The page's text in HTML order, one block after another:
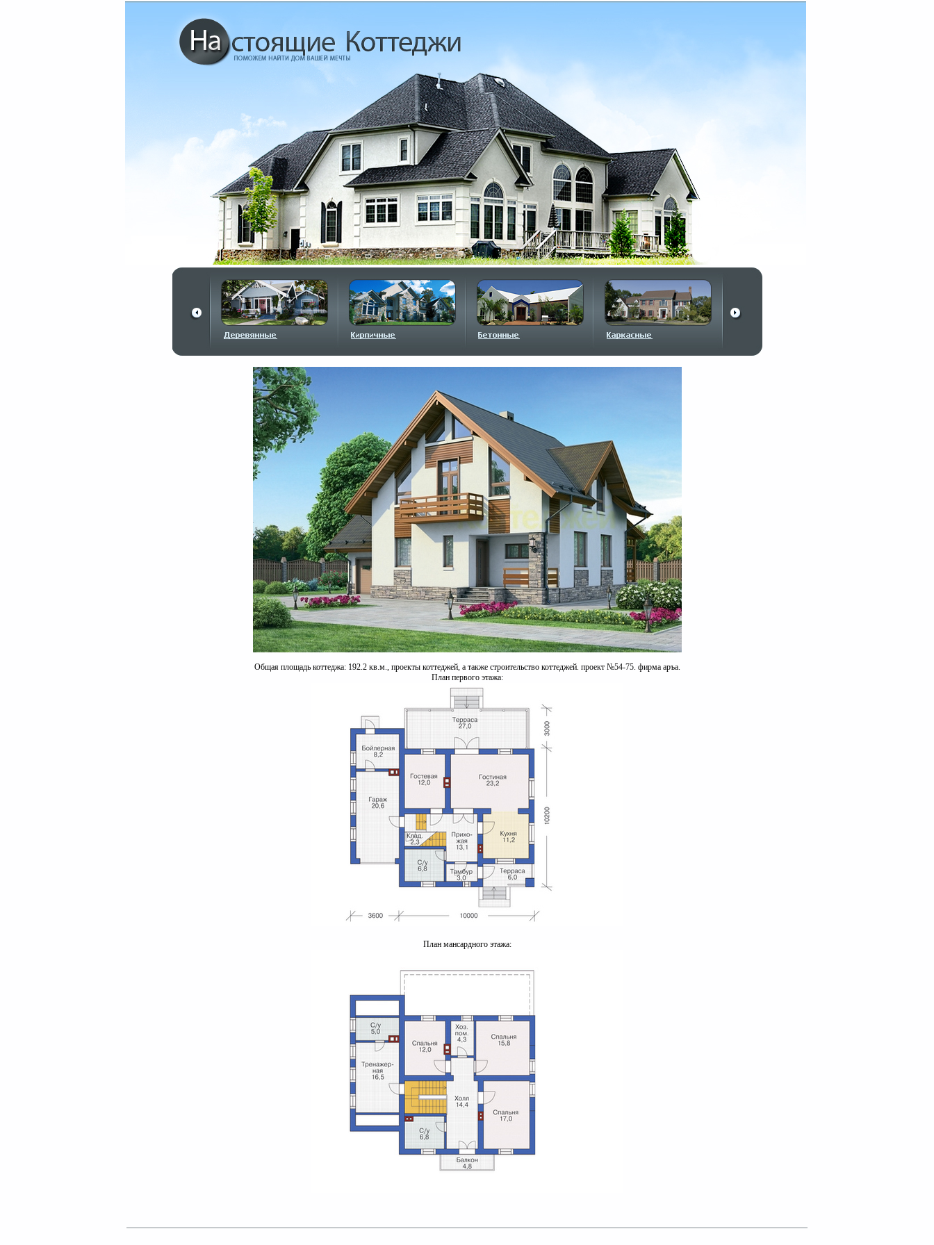
Общая площадь коттеджа: 192.2 кв.м., проекты коттеджей, а также строительство коттеджей. проект №54-75. фирма аръа.
План первого этажа:
План мансардного этажа: